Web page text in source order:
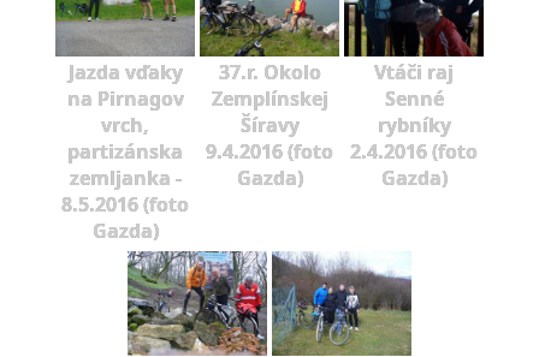
Jazda vďaky
na Pirnagov
vrch,
partizánska
zemljanka -
8.5.2016 (foto
Gazda)
37.r. Okolo
Zemplínskej
Šíravy
9.4.2016 (foto
Gazda)
Vtáči raj
Senné
rybníky
2.4.2016 (foto
Gazda)